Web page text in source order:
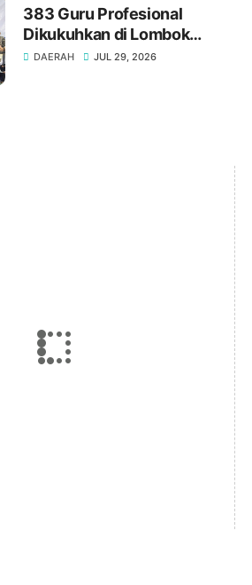
383 Guru Profesional
Dikukuhkan di Lombok
Timur : Gelar "Gr." Adalah
DAERAH JUL 29, 2026